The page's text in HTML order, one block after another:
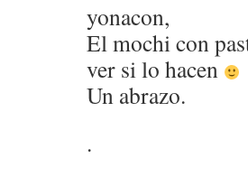
yonacon,
El mochi con
ver si lo hacen
Un abrazo.
.